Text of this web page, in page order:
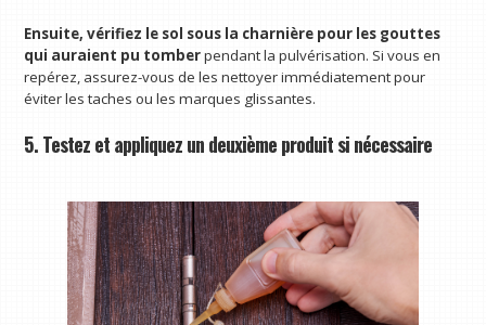
Ensuite, vérifiez le sol sous la charnière pour les gouttes
qui auraient pu tomberpendant la pulvérisation. Si vous en
repérez, assurez-vous de les nettoyer immédiatement pour
éviter les taches ou les marques glissantes.
5. Testez et appliquez un deuxième produit si nécessaire